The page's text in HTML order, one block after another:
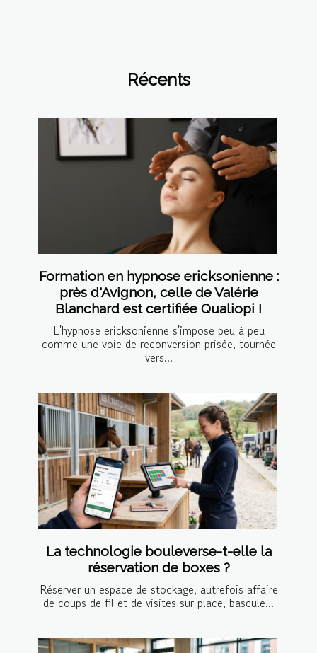
Récents
Formation en hypnose ericksonienne :
près d'Avignon, celle de Valérie
Blanchard est certifiée Qualiopi !
L'hypnose ericksonienne s'impose peu à peu
comme une voie de reconversion prisée, tournée
vers...
La technologie bouleverse-t-elle la
réservation de boxes ?
Réserver un espace de stockage, autrefois affaire
de coups de fil et de visites sur place, bascule...